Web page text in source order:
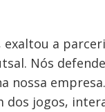
a
Nós
nossa
jogos,